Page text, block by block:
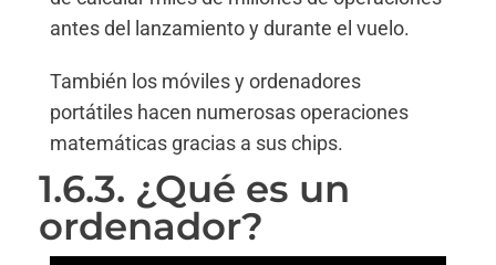
antes del lanzamiento y durante el vuelo.
También los móviles y ordenadores
portátiles hacen numerosas operaciones
matemáticas gracias a sus chips.
1.6.3. ¿Qué es un
ordenador?